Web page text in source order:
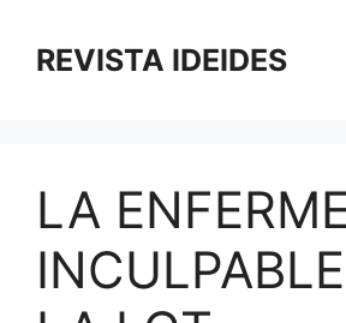
contenido
REVISTA IDEIDES
LA